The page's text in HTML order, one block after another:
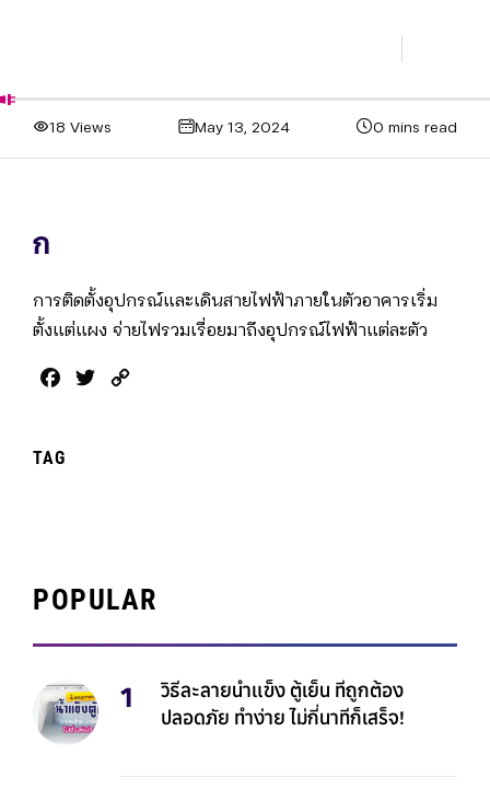
18 Views May 13, 2024 0 mins read
ก
การติดตั้งอุปกรณ์และเดินสายไฟฟ้าภายในตัวอาคารเริ่ม
ตั้งแต่แผง จ่ายไฟรวมเรื่อยมาถึงอุปกรณ์ไฟฟ้าแต่ละตัว
Facebook
Twitter
TAG
POPULAR
วิธีละลายน้ำแข็ง ตู้เย็น ที่ถูกต้อง
ปลอดภัย ทำง่าย ไม่กี่นาทีก็เสร็จ!